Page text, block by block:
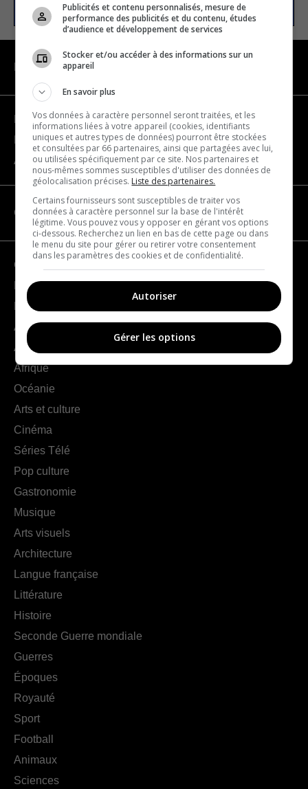
NAVIGATION
Devenir partenaire
Nous joindre
À propos
CATÉGORIES
Géographie
France
Europe
Amériques
Asie
Afrique
Océanie
Arts et culture
Cinéma
Séries Télé
Pop culture
Gastronomie
Musique
Arts visuels
Architecture
Langue française
Littérature
Histoire
Seconde Guerre mondiale
Guerres
Époques
Royauté
Sport
Football
Animaux
Sciences
Publicités et contenu personnalisés, mesure de
performance des publicités et du contenu, études
d’audience et développement de services
Stocker et/ou accéder à des informations sur un
appareil
En savoir plus
Vos données à caractère personnel seront traitées, et les
informations liées à votre appareil (cookies, identifiants
uniques et autres types de données) pourront être stockées
et consultées par 66 partenaires, ainsi que partagées avec lui,
ou utilisées spécifiquement par ce site. Nos partenaires et
nous-mêmes sommes susceptibles d'utiliser des données de
géolocalisation précises. Liste des partenaires.
Certains fournisseurs sont susceptibles de traiter vos
données à caractère personnel sur la base de l'intérêt
légitime. Vous pouvez vous y opposer en gérant vos options
ci-dessous. Recherchez un lien en bas de cette page ou dans
le menu du site pour gérer ou retirer votre consentement
dans les paramètres des cookies et de confidentialité.
Autoriser
Gérer les options